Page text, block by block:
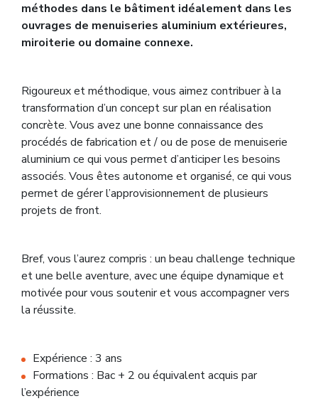
méthodes dans le bâtiment idéalement dans les
ouvrages de menuiseries aluminium extérieures,
miroiterie ou domaine connexe.
Rigoureux et méthodique, vous aimez contribuer à la
transformation d’un concept sur plan en réalisation
concrète. Vous avez une bonne connaissance des
procédés de fabrication et / ou de pose de menuiserie
aluminium ce qui vous permet d’anticiper les besoins
associés. Vous êtes autonome et organisé, ce qui vous
permet de gérer l’approvisionnement de plusieurs
projets de front.
Bref, vous l’aurez compris : un beau challenge technique
et une belle aventure, avec une équipe dynamique et
motivée pour vous soutenir et vous accompagner vers
la réussite.
Expérience : 3 ans
Formations : Bac + 2 ou équivalent acquis par
l’expérience